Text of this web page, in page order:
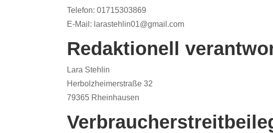
Telefon: 01715303869
E-Mail: larastehlin01@gmail.com
Redaktionell
Lara Stehlin
Herbolzheimerstraße 32
79365 Rheinhausen